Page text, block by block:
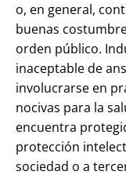
o, en general,
buenas
orden público.
inaceptable de
involucrarse en
nocivas para la
encuentra
protección
sociedad o a